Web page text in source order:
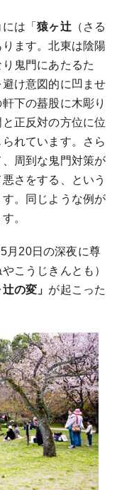
には「猿ヶ辻（さる
ます。北東は陰陽
鬼門にあたるた
け意図的に凹ませ
下の蟇股に木彫り
正反対の方位に位
れています。さら
周到な鬼門対策が
さをする、という
。同じような例が
。
月20日の深夜に尊
やこうじきんとも）
辻の変」 が起こった